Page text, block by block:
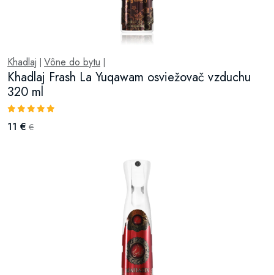
Khadlaj Vône do bytu
Khadlaj Frash La Yuqawam osviežovač vzduchu
320 ml
11 € €